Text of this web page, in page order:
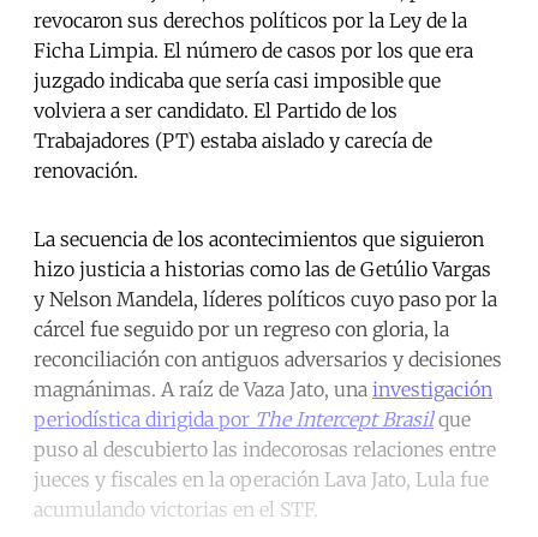
revocaron sus derechos políticos por la Ley de la
Ficha Limpia. El número de casos por los que era
juzgado indicaba que sería casi imposible que
volviera a ser candidato. El Partido de los
Trabajadores (PT) estaba aislado y carecía de
renovación.
La secuencia de los acontecimientos que siguieron
hizo justicia a historias como las de Getúlio Vargas
y Nelson Mandela, líderes políticos cuyo paso por la
cárcel fue seguido por un regreso con gloria, la
reconciliación con antiguos adversarios y decisiones
magnánimas. A raíz de Vaza Jato, una investigación
periodística dirigida por The Intercept Brasilque
puso al descubierto las indecorosas relaciones entre
jueces y fiscales en la operación Lava Jato, Lula fue
acumulando victorias en el STF.